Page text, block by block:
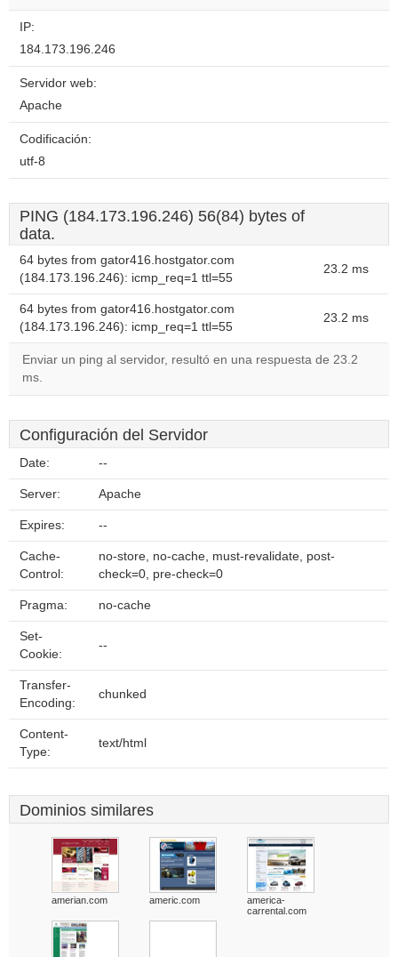
IP:
184.173.196.246
Servidor web:
Apache
Codificación:
utf-8
PING (184.173.196.246) 56(84) bytes of
data.
64 bytes from gator416.hostgator.com
(184.173.196.246): icmp_req=1 ttl=55
23.2 ms
64 bytes from gator416.hostgator.com
(184.173.196.246): icmp_req=1 ttl=55
23.2 ms
Enviar un ping al servidor, resultó en una respuesta de 23.2
ms.
Configuración del Servidor
Date: --
Server: Apache
Expires: --
Cache-
Control:
no-store, no-cache, must-revalidate, post-
check=0, pre-check=0
Pragma: no-cache
Set-
Cookie:
--
Transfer-
Encoding:
chunked
Content-
Type:
text/html
Dominios similares
amerian.com americ.com
america-
carrental.com